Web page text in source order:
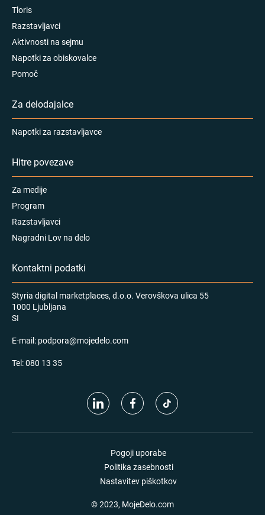
Tloris
Razstavljavci
Aktivnosti na sejmu
Napotki za obiskovalce
Pomoč
Za delodajalce
Napotki za razstavljavce
Hitre povezave
Za medije
Program
Razstavljavci
Nagradni Lov na delo
Kontaktni podatki
Styria digital marketplaces, d.o.o. Verovškova ulica 55
1000 Ljubljana
SI
E-mail: podpora@mojedelo.com
Tel:080 13 35
Pogoji uporabe
Politika zasebnosti
Nastavitev piškotkov
© 2023, MojeDelo.com